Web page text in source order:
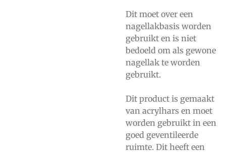
Dit moet over een
nagellakbasis worden
gebruikt en is niet
bedoeld om als gewone
nagellak te worden
gebruikt.
Dit product is gemaakt
van acrylhars en moet
worden gebruikt in een
goed geventileerde
ruimte. Dit heeft een